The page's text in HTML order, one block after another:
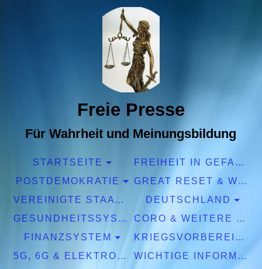
Freie Presse
Für Wahrheit und Meinungsbildung
STARTSEITE
FREIHEIT IN GEFAHR
POSTDEMOKRATIE
GREAT RESET & WEF
VEREINIGTE STAATEN EUROPA
DEUTSCHLAND
GESUNDHEITSSYSTEM
CORO & WEITERE PANDEMIEN
FINANZSYSTEM
KRIEGSVORBEREITUNGEN
5G, 6G & ELEKTROSMOG
WICHTIGE INFORMATIONEN